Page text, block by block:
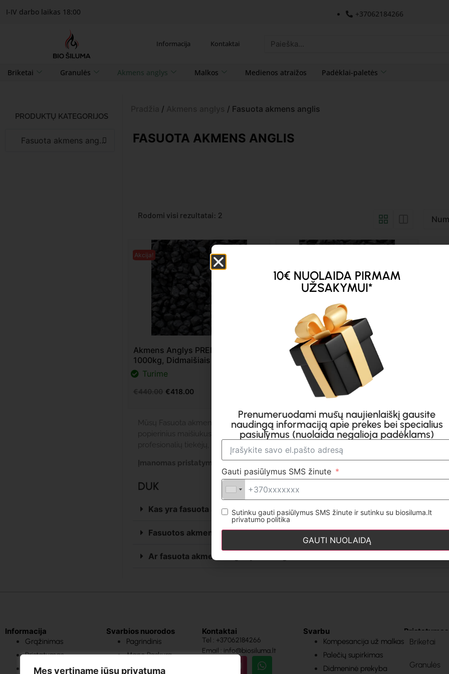
Mes vertiname jūsų privatumą
I-IV darbo laikas 18:00 +37062184266
Informacija Kontaktai
Briketai Granulės Akmens anglys Malkos Medienos atraižos Padėklai-paletės
PRODUKTŲ KATEGORIJOS
Fasuota akmens anglis (2)
/ / Fasuota akmens anglis
FASUOTA AKMENS ANGLIS
Rodomi visi rezultatai: 2
Akcija!
Akmens Anglys PREMIUM 200,
1000kg, Didmaišiais
Turime
€440.00 €418.00
Akmens Anglys PREMIUM 200,
1000kg, Maišais 25kg
Turime
500.00 € 480.00
Mūsų Fasuota akmens anglis yra kokybiškai ir tvarkingai supakuota po 25kg. Šios anglys
popierinius maišiukus po 25 kg, o tai leidžia patogiai ir ekologiškai jas panaudoti.
profesionalių tiekėjų, kurie pasiūlys patogias pristatymo sąlygas ir kokybišką ir ekologišką
Įmanomas pristatymas ir ant padėklų.
DUK
Kas yra fasuota akmens anglis?
Fasuotos akmens anglies pristatymas?
Ar fasuota akmens anglis yra brangesnė?
Informacija
Grąžinimas
Pristatymas
Sąlygos ir Nuostatos
Svarbios nuorodos
Pagrindinis
Mano Paskyra
Mano Užsakymai
Kontaktai
Tel : +37062184266
Email : info@biosiluma.lt
Svarbu
Kompesancija už malkas
Palečių supirkimas
Didmeninė prekyba
Pristatymas
Briketai
Granulės
10€ NUOLAIDA PIRMAM
UŽSAKYMUI*
Prenumeruodami mūsų naujienlaiškį gausite
naudingą informaciją apie prekes bei specialius
pasiūlymus (nuolaida negalioja padėklams)
Gauti pasiūlymus SMS žinute
Sutinku gauti pasiūlymus SMS žinute ir sutinku su biosiluma.lt
privatumo politika
GAUTI NUOLAIDĄ